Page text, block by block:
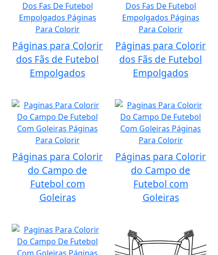
Páginas para Colorir
dos Fãs de Futebol
Empolgados
Páginas para Colorir
dos Fãs de Futebol
Empolgados
Páginas para Colorir
do Campo de
Futebol com
Goleiras
Páginas para Colorir
do Campo de
Futebol com
Goleiras